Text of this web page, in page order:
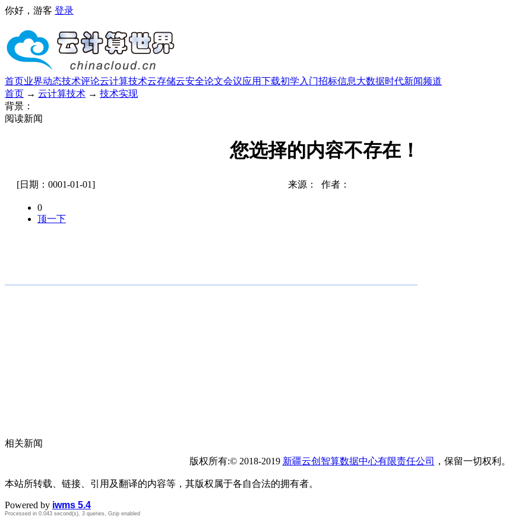
你好，游客 登录
首页业界动态技术评论云计算技术云存储云安全论文会议应用下载初学入门招标信息大数据时代新闻频道
首页 → 云计算技术 → 技术实现
背景：
阅读新闻
您选择的内容不存在！
[日期：0001-01-01] 来源： 作者：
0
顶一下
相关新闻
版权所有:© 2018-2019 新疆云创智算数据中心有限责任公司 ，保留一切权利。
本站所转载、链接、引用及翻译的内容等，其版权属于各自合法的拥有者。
Powered by iwms 5.4
Processed in 0.043 second(s), 3 queries, Gzip enabled